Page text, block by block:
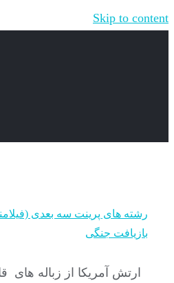
Skip to content
رشته های پرینت سه بعدی
بازیافت جنگی
ارتش آمریکا از زباله های